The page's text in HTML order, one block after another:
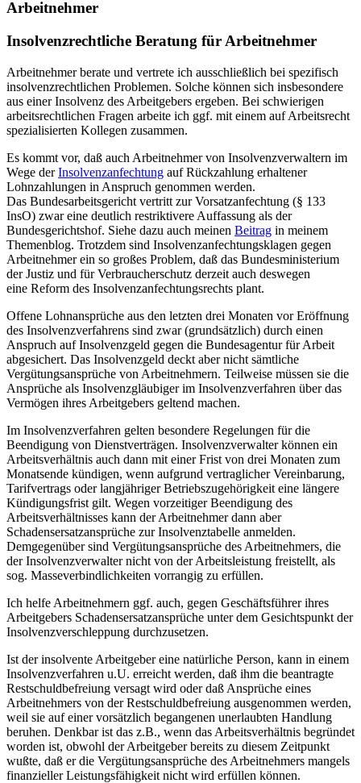
Arbeitnehmer
Insolvenzrechtliche Beratung für Arbeitnehmer
Arbeitnehmer berate und vertrete ich ausschließlich bei spezifisch
insolvenzrechtlichen Problemen. Solche können sich insbesondere
aus einer Insolvenz des Arbeitgebers ergeben. Bei schwierigen
arbeitsrechtlichen Fragen arbeite ich ggf. mit einem auf Arbeitsrecht
spezialisierten Kollegen zusammen.
Es kommt vor, daß auch Arbeitnehmer von Insolvenzverwaltern im
Wege derInsolvenzanfechtung auf Rückzahlung erhaltener
Lohnzahlungen in Anspruch genommen werden.
Das Bundesarbeitsgericht vertritt zur Vorsatzanfechtung (§ 133
InsO) zwar eine deutlich restriktivere Auffassung als der
Bundesgerichtshof. Siehe dazu auch meinen Beitrag in meinem
Themenblog. Trotzdem sind Insolvenzanfechtungsklagen gegen
Arbeitnehmer ein so großes Problem, daß das Bundesministerium
der Justiz und für Verbraucherschutz derzeit auch deswegen
eine Reform des Insolvenzanfechtungsrechts plant.
Offene Lohnansprüche aus den letzten drei Monaten vor Eröffnung
des Insolvenzverfahrens sind zwar (grundsätzlich) durch einen
Anspruch auf Insolvenzgeld gegen die Bundesagentur für Arbeit
abgesichert. Das Insolvenzgeld deckt aber nicht sämtliche
Vergütungsansprüche von Arbeitnehmern. Teilweise müssen sie die
Ansprüche als Insolvenzgläubiger im Insolvenzverfahren über das
Vermögen ihres Arbeitgebers geltend machen.
Im Insolvenzverfahren gelten besondere Regelungen für die
Beendigung von Dienstverträgen. Insolvenzverwalter können ein
Arbeitsverhältnis auch dann mit einer Frist von drei Monaten zum
Monatsende kündigen, wenn aufgrund vertraglicher Vereinbarung,
Tarifvertrags oder langjähriger Betriebszugehörigkeit eine längere
Kündigungsfrist gilt. Wegen vorzeitiger Beendigung des
Arbeitsverhältnisses kann der Arbeitnehmer dann aber
Schadensersatzansprüche zur Insolvenztabelle anmelden.
Demgegenüber sind Vergütungsansprüche des Arbeitnehmers, die
der Insolvenzverwalter nicht von der Arbeitsleistung freistellt, als
sog. Masseverbindlichkeiten vorrangig zu erfüllen.
Ich helfe Arbeitnehmern ggf. auch, gegen Geschäftsführer ihres
Arbeitgebers Schadensersatzansprüche unter dem Gesichtspunkt der
Insolvenzverschleppung durchzusetzen.
Ist der insolvente Arbeitgeber eine natürliche Person, kann in einem
Insolvenzverfahren u.U. erreicht werden, daß ihm die beantragte
Restschuldbefreiung versagt wird oder daß Ansprüche eines
Arbeitnehmers von der Restschuldbefreiung ausgenommen werden,
weil sie auf einer vorsätzlich begangenen unerlaubten Handlung
beruhen. Denkbar ist das z.B., wenn das Arbeitsverhältnis begründet
worden ist, obwohl der Arbeitgeber bereits zu diesem Zeitpunkt
wußte, daß er die Vergütungsansprüche des Arbeitnehmers mangels
finanzieller Leistungsfähigkeit nicht wird erfüllen können.